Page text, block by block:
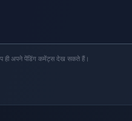
ही अपने पेंडिंग कमेंट्स देख सकते हैं।